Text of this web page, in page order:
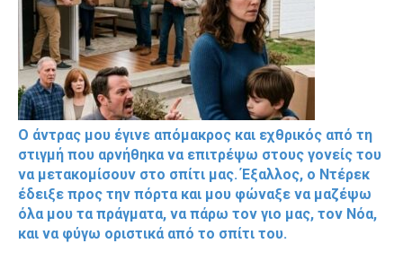
Ο άντρας μου έγινε απόμακρος και εχθρικός από τη
στιγμή που αρνήθηκα να επιτρέψω στους γονείς του
να μετακομίσουν στο σπίτι μας. Έξαλλος, ο Ντέρεκ
έδειξε προς την πόρτα και μου φώναξε να μαζέψω
όλα μου τα πράγματα, να πάρω τον γιο μας, τον Νόα,
και να φύγω οριστικά από το σπίτι του.